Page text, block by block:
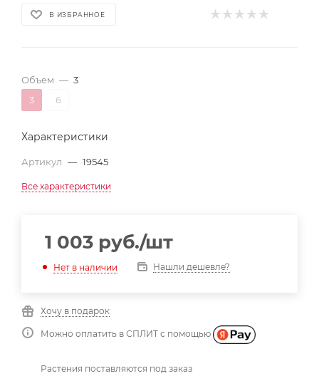
В ИЗБРАННОЕ
Объем — 3
3
6
Характеристики
Артикул — 19545
Все характеристики
1 003 руб./шт
Нет в наличии Нашли дешевле?
Хочу в подарок
Можно оплатить в СПЛИТ с помощью
Растения поставляются под заказ